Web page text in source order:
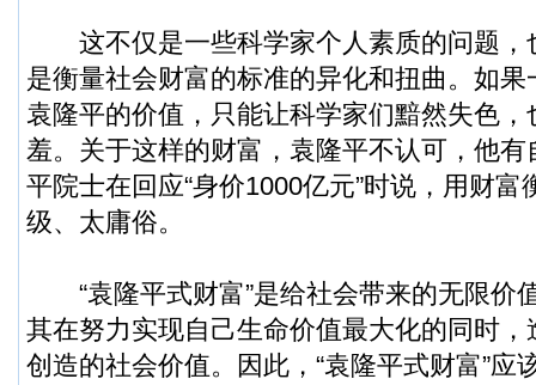
这不仅是一些科学家个人素质的问题，
是衡量社会财富的标准的异化和扭曲。如
袁隆平的价值，只能让科学家们黯然失色
羞。关于这样的财富，袁隆平不认可，他
平院士在回应“身价1000亿元”时说，用财
级、太庸俗。
“袁隆平式财富”是给社会带来的无限价
其在努力实现自己生命价值最大化的同时
创造的社会价值。因此，“袁隆平式财富”应